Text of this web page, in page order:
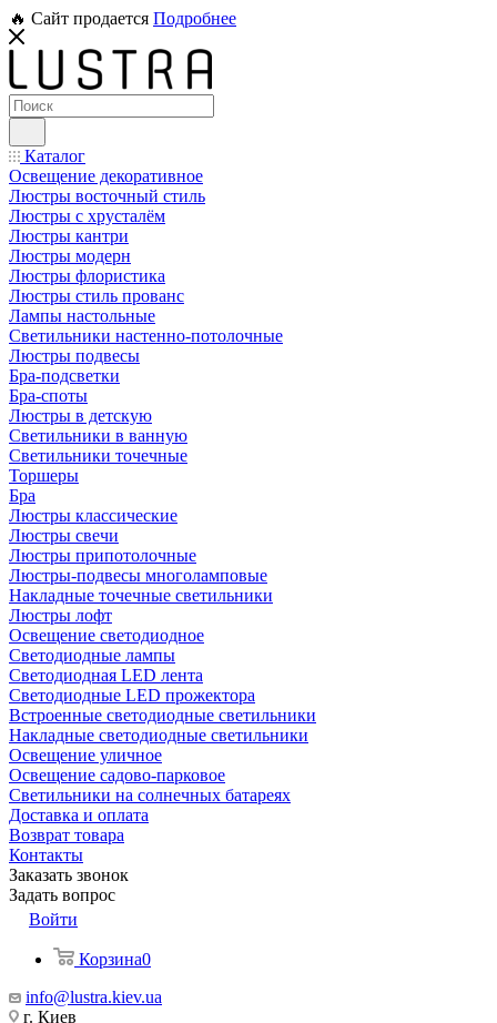
🔥 Сайт продается Подробнее
Каталог
Освещение декоративное
Люстры восточный стиль
Люстры с хрусталём
Люстры кантри
Люстры модерн
Люстры флористика
Люстры стиль прованс
Лампы настольные
Светильники настенно-потолочные
Люстры подвесы
Бра-подсветки
Бра-споты
Люстры в детскую
Светильники в ванную
Светильники точечные
Торшеры
Бра
Люстры классические
Люстры свечи
Люстры припотолочные
Люстры-подвесы многоламповые
Накладные точечные светильники
Люстры лофт
Освещение светодиодное
Светодиодные лампы
Светодиодная LED лента
Светодиодные LED прожектора
Встроенные светодиодные светильники
Накладные светодиодные светильники
Освещение уличное
Освещение садово-парковое
Светильники на солнечных батареях
Доставка и оплата
Возврат товара
Контакты
Заказать звонок
Задать вопрос
Войти
Корзина0
info@lustra.kiev.ua
г. Киев